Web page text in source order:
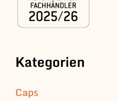
Kategorien
Caps